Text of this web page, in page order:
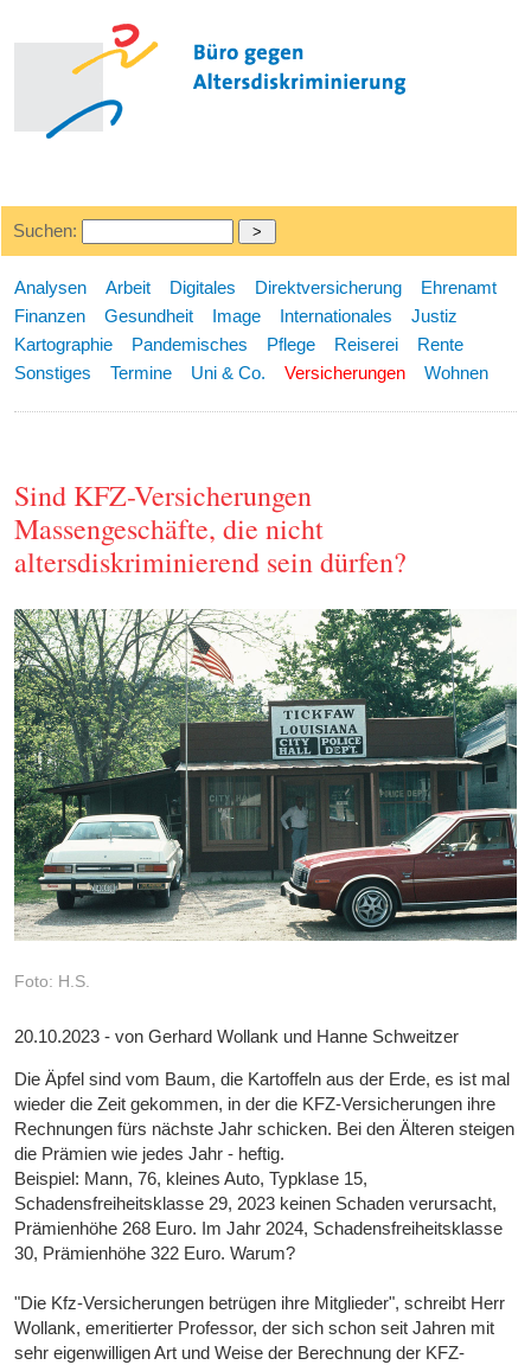
Suchen:
Analysen Arbeit Digitales Direktversicherung
Ehrenamt
Finanzen
Gesundheit Image Internationales
Justiz
Kartographie
Pandemisches Pflege Reiserei
Rente
Sonstiges
Termine Uni & Co. Versicherungen Wohnen
Sind KFZ-Versicherungen
Massengeschäfte, die nicht
altersdiskriminierend sein dürfen?
Foto: H.S.
20.10.2023 - von Gerhard Wollank und Hanne Schweitzer
Die Äpfel sind vom Baum, die Kartoffeln aus der Erde, es ist mal
wieder die Zeit gekommen, in der die KFZ-Versicherungen ihre
Rechnungen fürs nächste Jahr schicken. Bei den Älteren steigen
die Prämien wie jedes Jahr - heftig.
Beispiel: Mann, 76, kleines Auto, Typklase 15,
Schadensfreiheitsklasse 29, 2023 keinen Schaden verursacht,
Prämienhöhe 268 Euro. Im Jahr 2024, Schadensfreiheitsklasse
30, Prämienhöhe 322 Euro. Warum?
"Die Kfz-Versicherungen betrügen ihre Mitglieder", schreibt Herr
Wollank, emeritierter Professor, der sich schon seit Jahren mit
sehr eigenwilligen Art und Weise der Berechnung der KFZ-